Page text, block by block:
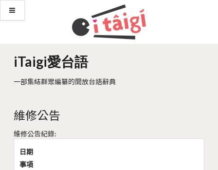
iTaigi愛台語
一部集結群眾編纂的開放台語辭典
維修公告
維修公告紀錄:
日期
事項